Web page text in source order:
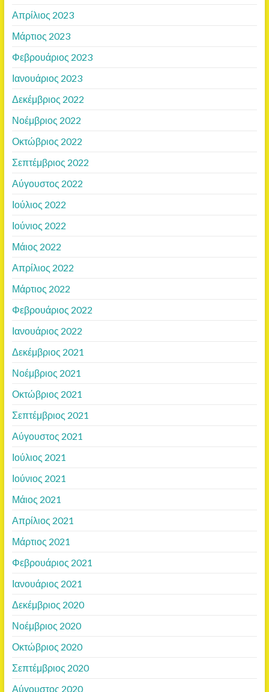
Απρίλιος 2023
Μάρτιος 2023
Φεβρουάριος 2023
Ιανουάριος 2023
Δεκέμβριος 2022
Νοέμβριος 2022
Οκτώβριος 2022
Σεπτέμβριος 2022
Αύγουστος 2022
Ιούλιος 2022
Ιούνιος 2022
Μάιος 2022
Απρίλιος 2022
Μάρτιος 2022
Φεβρουάριος 2022
Ιανουάριος 2022
Δεκέμβριος 2021
Νοέμβριος 2021
Οκτώβριος 2021
Σεπτέμβριος 2021
Αύγουστος 2021
Ιούλιος 2021
Ιούνιος 2021
Μάιος 2021
Απρίλιος 2021
Μάρτιος 2021
Φεβρουάριος 2021
Ιανουάριος 2021
Δεκέμβριος 2020
Νοέμβριος 2020
Οκτώβριος 2020
Σεπτέμβριος 2020
Αύγουστος 2020